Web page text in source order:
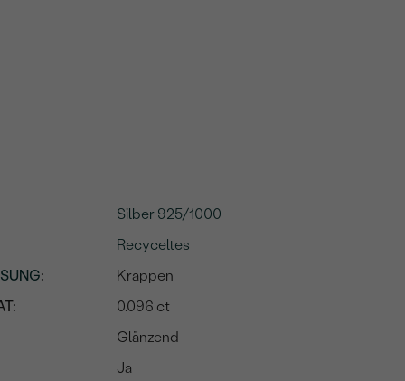
Silber 925/1000
Recyceltes
:
Krappen
0.096 ct
Glänzend
Ja